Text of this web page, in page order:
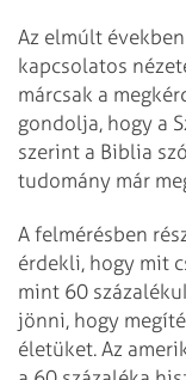
Az elmúlt
kapcsolatos
márcsak a
gondolja, hogy a
szerint a Biblia
tudomány már
A felmérésben
érdekli, hogy mit
mint 60
jönni, hogy
életüket. Az